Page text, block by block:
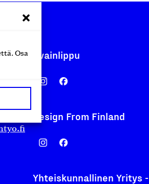
Osa
Avainlippu
Design From Finland
Yhteiskunnallinen Yritys -